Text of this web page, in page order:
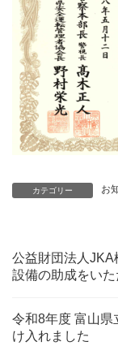
カテゴリー お
公益財団法人JKA
設備の助成をい
令和8年度 富山県
け入れました